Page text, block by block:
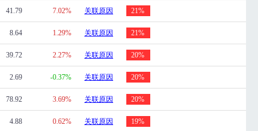
41.79 7.02% 关联原因 21%
8.64 1.29% 关联原因 21%
39.72 2.27% 关联原因 20%
2.69 -0.37% 关联原因 20%
78.92 3.69% 关联原因 20%
4.88 0.62% 关联原因 19%